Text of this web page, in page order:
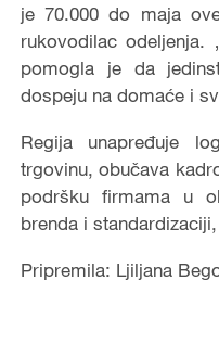
je 70.000 do maja
rukovodilac odeljenja.
pomogla je da
dospeju na domaće i
Regija unapređuje
trgovinu, obučava
podršku firmama u
brenda i
Pripremila: Ljiljana